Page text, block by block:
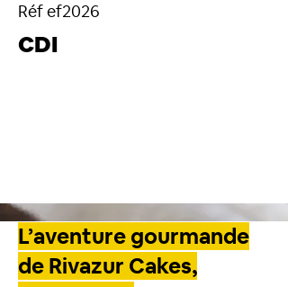
Réf ef2026
CDI
L’aventure gourmande
de Rivazur Cakes,